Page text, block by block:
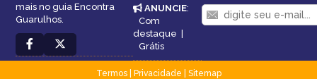
mais no guia Encontra
Guarulhos.
ANUNCIE:
Com
destaque |
Grátis
Termos| Privacidade
Sitemap